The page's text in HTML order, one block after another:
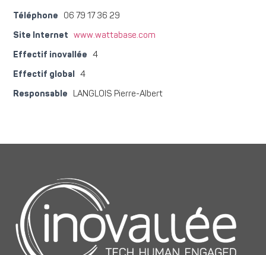
Téléphone 06 79 17 36 29
Site Internet www.wattabase.com
Effectif inovallée 4
Effectif global 4
Responsable LANGLOIS Pierre-Albert